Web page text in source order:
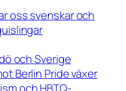
oss svenskar och
och Sverige
Berlin Pride växer